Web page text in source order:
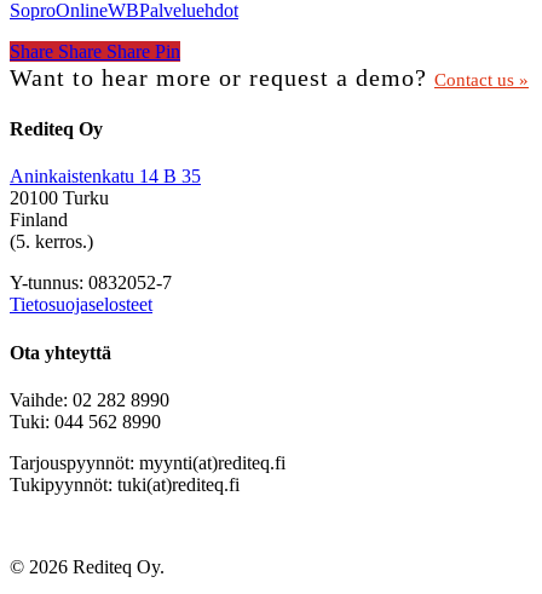
SoproOnlineWBPalveluehdot
Share
Share Share Share Pin
Want to hear more or request a demo? Contact us »
Rediteq Oy
Aninkaistenkatu 14 B 35
20100 Turku
Finland
(5. kerros.)
Y-tunnus: 0832052-7
Tietosuojaselosteet
Ota yhteyttä
Vaihde: 02 282 8990
Tuki: 044 562 8990
Tarjouspyynnöt: myynti(at)rediteq.fi
Tukipyynnöt: tuki(at)rediteq.fi
© 2026 Rediteq Oy.